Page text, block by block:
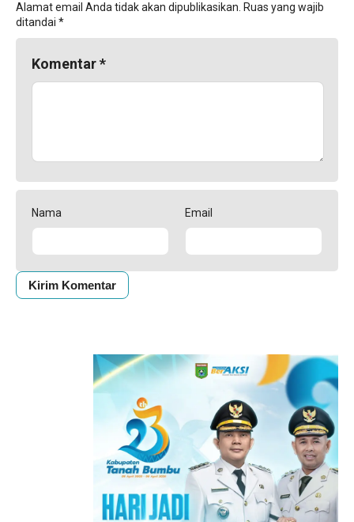
Alamat email Anda tidak akan dipublikasikan. Ruas yang wajib
ditandai *
Komentar*
Nama Email